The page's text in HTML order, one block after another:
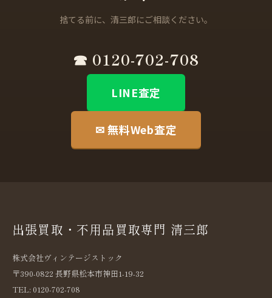
捨てる前に、清三郎にご相談ください。
☎ 0120-702-708
LINE査定
✉ 無料Web査定
出張買取・不用品買取専門 清三郎
株式会社ヴィンテージストック
〒390-0822 長野県松本市神田1-19-32
TEL: 0120-702-708